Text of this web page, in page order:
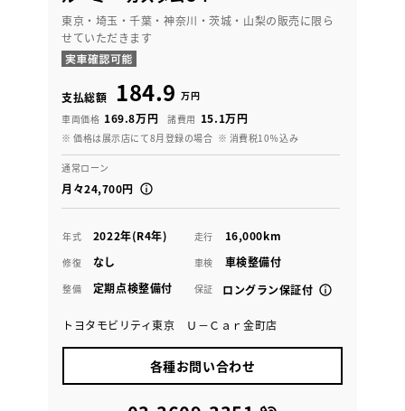
東京・埼玉・千葉・神奈川・茨城・山梨の販売に限ら
せていただきます
支払総額 184.9 万円
車両価格 169.8万円 諸費用 15.1万円
※ 価格は展示店にて8月登録の場合 ※ 消費税10％込み
通常ローン
月々24,700円
年式 2022年(R4年) 走行 16,000km
修復 なし 車検 車検整備付
整備 定期点検整備付 保証 ロングラン保証付
トヨタモビリティ東京 Ｕ－Ｃａｒ金町店
各種お問い合わせ